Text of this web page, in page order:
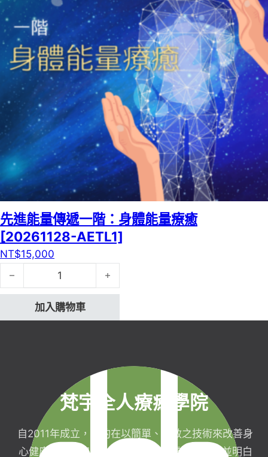
先進能量傳遞一階：身體能量療癒
[20261128-AETL1]
NT$15,000
先進能量傳遞一階：身體能量療癒[20261128-AETL1] 數量
加入購物車
梵宇全人療癒學院
自2011年成立，目的在以簡單、有效之技術來改善身
心健康，協助完成生命目標與實現靈性生活，並明白